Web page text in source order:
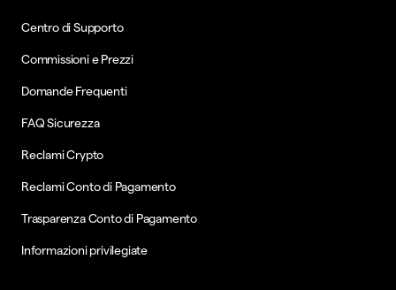
Centro di Supporto
Commissioni e Prezzi
Domande Frequenti
FAQ Sicurezza
Reclami Crypto
Reclami Conto di Pagamento
Trasparenza Conto di Pagamento
Informazioni privilegiate